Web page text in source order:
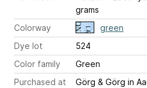
grams
Colorway
green
Dye lot
524
Color family
Green
Purchased at
Görg & Görg in